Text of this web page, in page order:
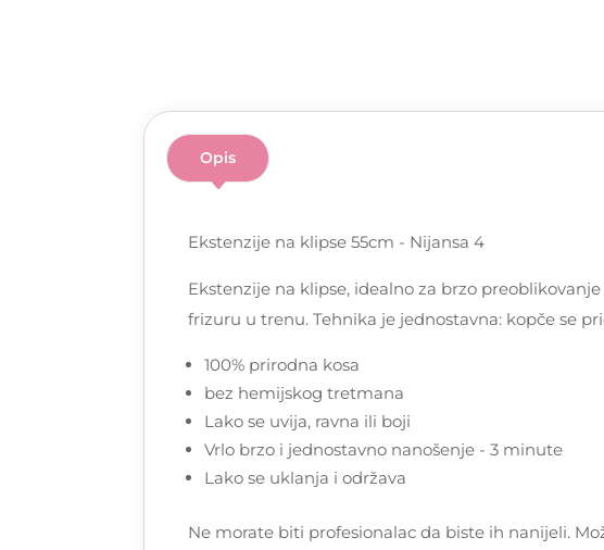
Opis
Ekstenzije na klipse 55cm - Nijansa 4
Ekstenzije na klipse, idealno za brzo
frizuru u trenu. Tehnika je jednostavna: kopče se
100% prirodna kosa
bez hemijskog tretmana
Lako se uvija, ravna ili boji
Vrlo brzo i jednostavno nanošenje - 3 minute
Lako se uklanja i održava
Ne morate biti profesionalac da biste ih nanijeli.